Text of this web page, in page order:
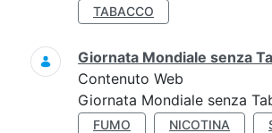
TABACCO
Giornata Mondiale senza
Contenuto Web
Giornata Mondiale senza
FUMO NICOTINA